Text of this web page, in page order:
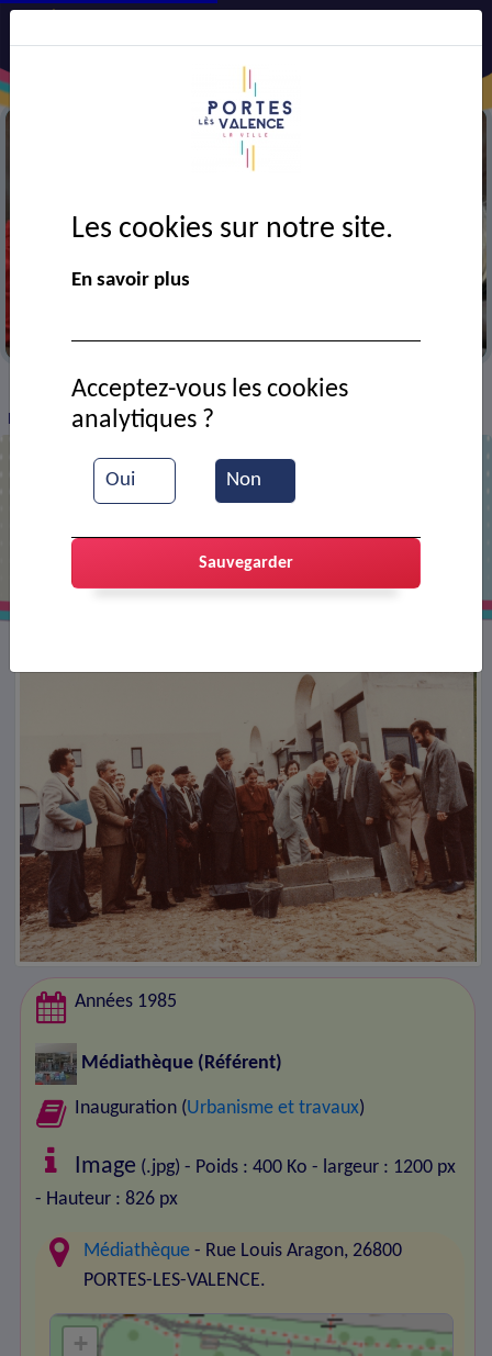
> VIE MUNICIPALE > Ressources documentaires
Pose de la 1ère pierre de la bibliothèque
Pose de la 1ère pierre de la
bibliothèque
Années 1985
Médiathèque (Référent)
Inauguration (Urbanisme et travaux)
Image (.jpg) - Poids : 400 Ko - largeur : 1200 px
- Hauteur : 826 px
Médiathèque - Rue Louis Aragon, 26800
PORTES-LES-VALENCE.
+
Les cookies sur notre site.
En savoir plus
Oui Non
Acceptez-vous les cookies
analytiques ?
Sauvegarder